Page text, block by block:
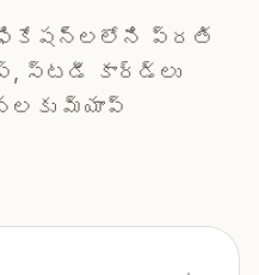
ప్రతి
స్టడీ కార్డ్‌లు
మ్యాప్